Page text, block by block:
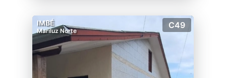
IMBÉ
Mariluz Norte
C49